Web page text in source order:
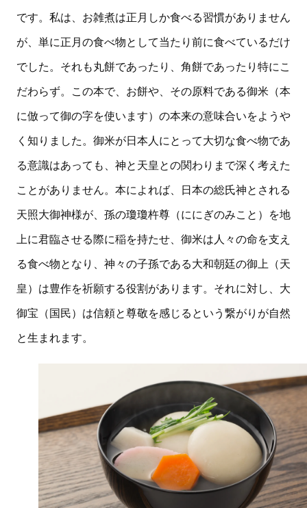
です。私は、お雑煮は正月しか食べる習慣がありません
が、単に正月の食べ物として当たり前に食べているだけ
でした。それも丸餅であったり、角餅であったり特にこ
だわらず。この本で、お餅や、その原料である御米（本
に倣って御の字を使います）の本来の意味合いをようや
く知りました。御米が日本人にとって大切な食べ物であ
る意識はあっても、神と天皇との関わりまで深く考えた
ことがありません。本によれば、日本の総氏神とされる
天照大御神様が、孫の瓊瓊杵尊（ににぎのみこと）を地
上に君臨させる際に稲を持たせ、御米は人々の命を支え
る食べ物となり、神々の子孫である大和朝廷の御上（天
皇）は豊作を祈願する役割があります。それに対し、大
御宝（国民）は信頼と尊敬を感じるという繋がりが自然
と生まれます。